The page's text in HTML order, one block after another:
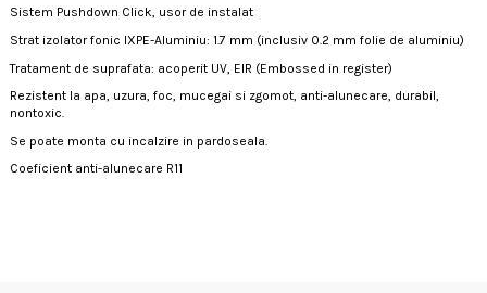
Sistem Pushdown Click, usor de instalat
Strat izolator fonic IXPE-Aluminiu: 1.7 mm (inclusiv 0.2 mm folie de aluminiu)
Tratament de suprafata: acoperit UV, EIR (Embossed in register)
Rezistent la apa, uzura, foc, mucegai si zgomot, anti-alunecare, durabil,
nontoxic.
Se poate monta cu incalzire in pardoseala.
Coeficient anti-alunecare R11